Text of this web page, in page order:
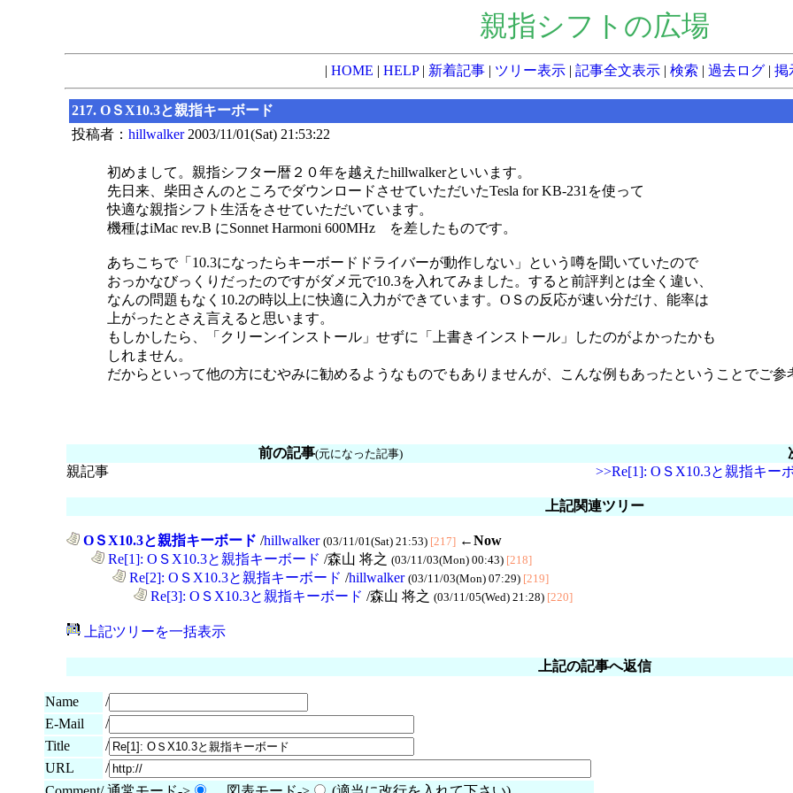
親指シフトの広場
| HOME | HELP| 新着記事 | ツリー表示| 記事全文表示| 検索 | 過去ログ| 掲
217. OＳX10.3と親指キーボード
投稿者： hillwalker2003/11/01(Sat) 21:53:22
初めまして。親指シフター暦２０年を越えたhillwalkerといいます。
先日来、柴田さんのところでダウンロードさせていただいたTesla for KB-231を使って
快適な親指シフト生活をさせていただいています。
機種はiMac rev.B にSonnet Harmoni 600MHz を差したものです。
あちこちで「10.3になったらキーボードドライバーが動作しない」という噂を聞いていたので
おっかなびっくりだったのですがダメ元で10.3を入れてみました。すると前評判とは全く違い、
なんの問題もなく10.2の時以上に快適に入力ができています。OＳの反応が速い分だけ、能率は
上がったとさえ言えると思います。
もしかしたら、「クリーンインストール」せずに「上書きインストール」したのがよかったかも
しれません。
だからといって他の方にむやみに勧めるようなものでもありませんが、こんな例もあったということでご参
前の記事(元になった記事)
親記事 >>Re[1]: OＳX10.3と親指キー
上記関連ツリー
OＳX10.3と親指キーボード /hillwalker (03/11/01(Sat) 21:53) [217] ←Now
Re[1]: OＳX10.3と親指キーボード /森山 将之 (03/11/03(Mon) 00:43) [218]
Re[2]: OＳX10.3と親指キーボード /hillwalker (03/11/03(Mon) 07:29) [219]
Re[3]: OＳX10.3と親指キーボード /森山 将之 (03/11/05(Wed) 21:28) [220]
上記ツリーを一括表示
上記の記事へ返信
Name
/
E-Mail
/
Title
/
URL
/